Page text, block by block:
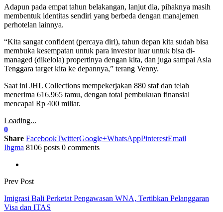
Adapun pada empat tahun belakangan, lanjut dia, pihaknya masih
membentuk identitas sendiri yang berbeda dengan manajemen
perhotelan lainnya.
“Kita sangat confident (percaya diri), tahun depan kita sudah bisa
membuka kesempatan untuk para investor luar untuk bisa di-
managed (dikelola) propertinya dengan kita, dan juga sampai Asia
Tenggara target kita ke depannya,” terang Venny.
Saat ini JHL Collections mempekerjakan 880 staf dan telah
menerima 616.965 tamu, dengan total pembukuan finansial
mencapai Rp 400 miliar.
Loading...
0
Share FacebookTwitterGoogle+WhatsAppPinterestEmail
Ihgma 8106 posts 0 comments
Prev Post
Imigrasi Bali Perketat Pengawasan WNA, Tertibkan Pelanggaran
Visa dan ITAS